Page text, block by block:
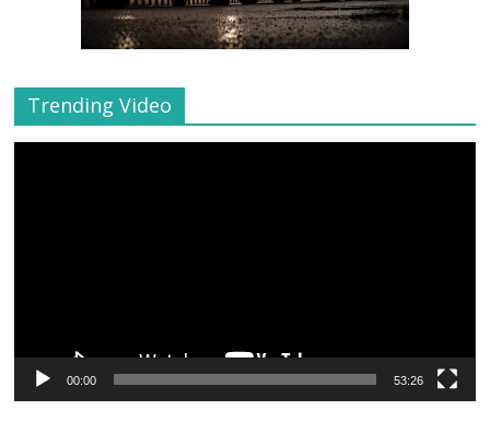
Trending Video
00:00 53:26